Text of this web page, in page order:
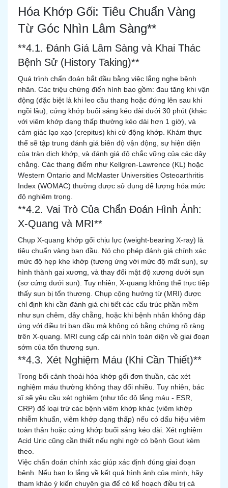
Hóa Khớp Gối: Tiêu Chuẩn Vàng
Từ Góc Nhìn Lâm Sàng**
**4.1. Đánh Giá Lâm Sàng và Khai Thác
Bệnh Sử (History Taking)**
Quá trình chẩn đoán bắt đầu bằng việc lắng nghe bệnh
nhân. Các triệu chứng điển hình bao gồm: đau tăng khi vận
động (đặc biệt là khi leo cầu thang hoặc đứng lên sau khi
ngồi lâu), cứng khớp buổi sáng kéo dài dưới 30 phút (khác
với viêm khớp dạng thấp thường kéo dài hơn 1 giờ), và
cảm giác lạo xạo (crepitus) khi cử động khớp. Khám thực
thể sẽ tập trung đánh giá biên độ vận động, sự hiện diện
của tràn dịch khớp, và đánh giá độ chắc vững của các dây
chằng. Các thang điểm như Kellgren-Lawrence (KL) hoặc
Western Ontario and McMaster Universities Osteoarthritis
Index (WOMAC) thường được sử dụng để lượng hóa mức
độ nghiêm trọng.
**4.2. Vai Trò Của Chẩn Đoán Hình Ảnh:
X-Quang và MRI**
Chụp X-quang khớp gối chịu lực (weight-bearing X-ray) là
tiêu chuẩn vàng ban đầu. Nó cho phép đánh giá chính xác
mức độ hẹp khe khớp (tương ứng với mức độ mất sụn), sự
hình thành gai xương, và thay đổi mật độ xương dưới sụn
(sơ cứng dưới sụn). Tuy nhiên, X-quang không thể trực tiếp
thấy sụn bị tổn thương. Chụp cộng hưởng từ (MRI) được
chỉ định khi cần đánh giá chi tiết các cấu trúc phần mềm
như sụn chêm, dây chằng, hoặc khi bệnh nhân không đáp
ứng với điều trị ban đầu mà không có bằng chứng rõ ràng
trên X-quang. MRI cung cấp cái nhìn toàn diện về giai đoạn
sớm của tổn thương sụn.
**4.3. Xét Nghiệm Máu (Khi Cần Thiết)**
Trong bối cảnh thoái hóa khớp gối đơn thuần, các xét
nghiệm máu thường không thay đổi nhiều. Tuy nhiên, bác
sĩ sẽ yêu cầu xét nghiệm (như tốc độ lắng máu - ESR,
CRP) để loại trừ các bệnh viêm khớp khác (viêm khớp
nhiễm khuẩn, viêm khớp dạng thấp) nếu có dấu hiệu viêm
toàn thân hoặc cứng khớp buổi sáng kéo dài. Xét nghiệm
Acid Uric cũng cần thiết nếu nghi ngờ có bệnh Gout kèm
theo.
Việc chẩn đoán chính xác giúp xác định đúng giai đoạn
bệnh. Nếu bạn lo lắng về kết quả hình ảnh của mình, hãy
tham khảo ý kiến chuyên gia để có kế hoạch điều trị cá